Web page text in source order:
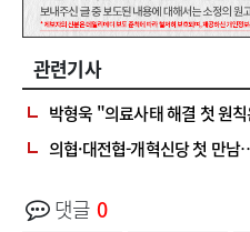
관련기사
박형욱 "의료사태 해결 첫 원
의협·대전협-개혁신당 첫 만
댓글 0